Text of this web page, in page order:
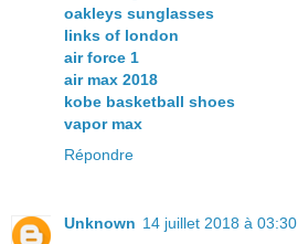
oakleys sunglasses
links of london
air force 1
air max 2018
kobe basketball shoes
vapor max
Répondre
Unknown 14 juillet 2018 à 03:30